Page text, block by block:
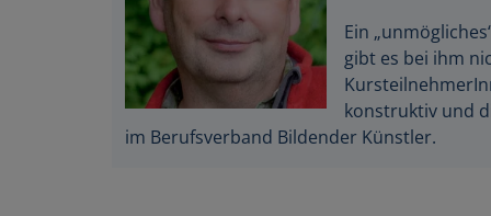
Ein
gibt es bei ihm
konstruktiv und
im Berufsverband Bildender Künstler.